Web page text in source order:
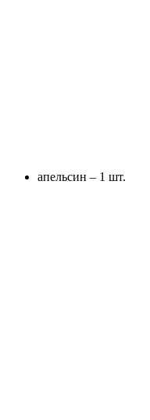
апельсин – 1 шт.